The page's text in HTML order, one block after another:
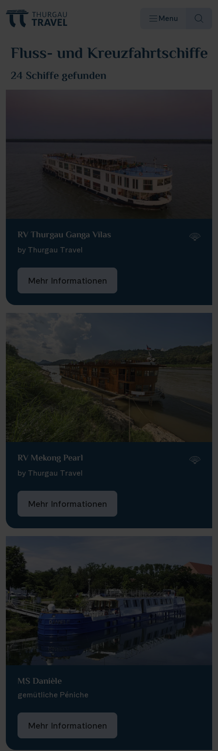
Menu
Reisearten
Infos
Kontakt
Kundenlogin
Agenturbereich
WhatsApp Hotline +49 30 346 456 950
Fluss- und Kreuzfahrtschiffe
24 Schiffegefunden
RV Thurgau Ganga Vilas
by Thurgau Travel
Mehr Informationen
RV Mekong Pearl
by Thurgau Travel
Mehr Informationen
MS Danièle
gemütliche Péniche
Mehr Informationen